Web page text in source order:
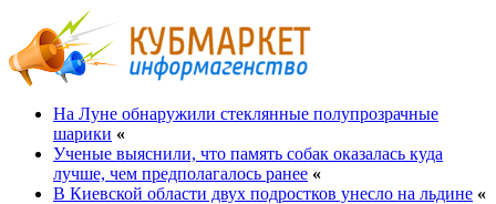
На Луне обнаружили стеклянные полупрозрачные
шарики «
Ученые выяснили, что память собак оказалась куда
лучше, чем предполагалось ранее «
В Киевской области двух подростков унесло на льдине «